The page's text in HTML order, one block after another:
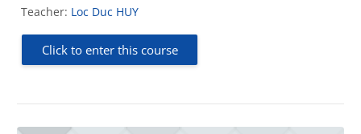
Teacher: Loc Duc HUY
Click to enter this course